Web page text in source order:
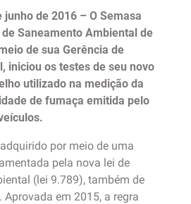
junho de 2016 – O Semasa
Saneamento Ambiental de
de sua Gerência de
iniciou os testes de seu novo
utilizado na medição da
de fumaça emitida pelo
por meio de uma
pela nova lei de
(lei 9.789), também de
em 2015, a regra